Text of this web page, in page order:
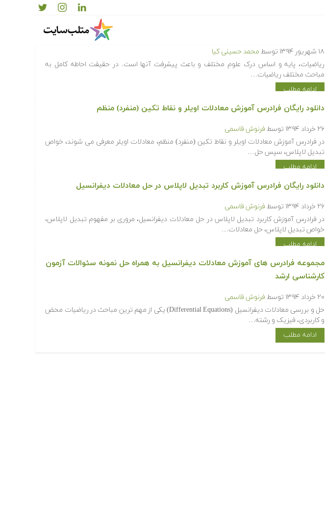
۱۸ شهریور ۱۳۹۴ توسط محمد حسینی کیا
ریاضیات، پایه و اساس درک علوم مختلف و باعث پیشرفت آنها است. در حقیقت احاطه کامل به
مباحث مختلف ریاضیات…
ادامه مطلب
دانلود رایگان فرادرس آموزش معادلات اویلر و نقاط تکین (منفرد) منظم
۲۶ خرداد ۱۳۹۴ توسط فرنوش قاسمی
در فرادرس آموزش معادلات اویلر و نقاط تکین (منفرد) منظم، معادلات اویلر معرفی می شوند، خواص
تبدیل لاپلاس، سپس حل…
ادامه مطلب
دانلود رایگان فرادرس آموزش کاربرد تبدیل لاپلاس در حل معادلات دیفرانسیل
۲۶ خرداد ۱۳۹۴ توسط فرنوش قاسمی
در فرادرس آموزش کاربرد تبدیل لاپلاس در حل معادلات دیفرانسیل، مروری بر مفهوم تبدیل لاپلاس،
خواص تبدیل لاپلاس، حل معادلات…
ادامه مطلب
مجموعه فرادرس های آموزش معادلات دیفرانسیل به همراه حل نمونه سئوالات آزمون
کارشناسی ارشد
۲۰ خرداد ۱۳۹۴ توسط فرنوش قاسمی
حل و بررسی معادلات دیفرانسیل (Differential Equations) یکی از مهم ترین مباحث در ریاضیات محض
و کاربردی، فیزیک و رشته…
ادامه مطلب